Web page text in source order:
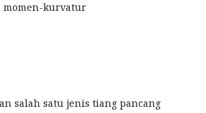
kurvatur
salah satu jenis tiang pancang